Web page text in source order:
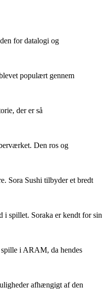
for datalogi og
populært gennem
der er så
Den ros og
Sora Sushi tilbyder et bredt
i spillet. Soraka er kendt for sin
i ARAM, da hendes
afhængigt af den